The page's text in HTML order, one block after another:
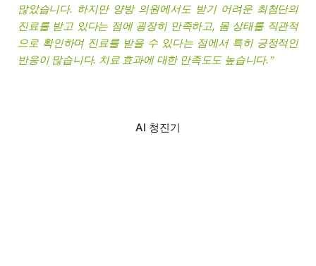
많았습니다. 하지만 양방 의원에서도 받기 어려운 최첨단의
진료를 받고 있다는 점에 굉장히 만족하고, 몸 상태를 직관적
으로 확인하며 진료를 받을 수 있다는 점에서 특히 긍정적인
반응이 많습니다. 치료 효과에 대한 만족도도 높습니다.”
AI 청진기